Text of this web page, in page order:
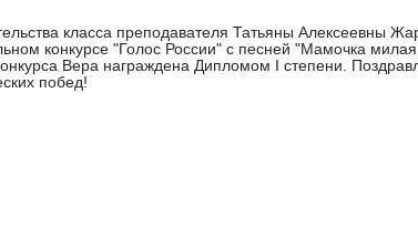
класса преподавателя Татьяны Алексеевны
конкурсе "Голос России" с песней "Мамочка
Вера награждена Дипломом I степени.
побед!